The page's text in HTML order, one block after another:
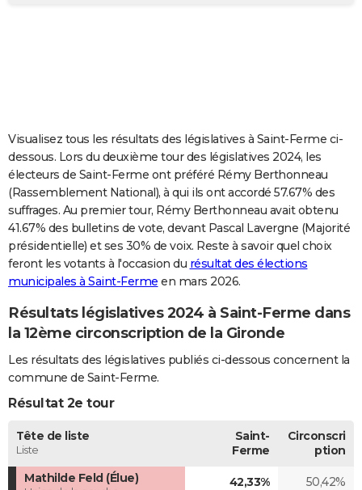
Carte de Noël
Carte Bonne année
Carte Saint-Valentin
Carte Pâques
Carte d'anniversaire
DICTIONNAIRE
Dictionnaire
Biographies
Citations
Expressions
Proverbes
COPAINS D'AVANT
S'inscrire
Se connecter
Lycées
Collèges
Primaires
Universités
Entreprises
Service militaire
Avis de recherche
AVIS DE DÉCÈS
FORUM
Bricolage
Lifestyle
Culture
Sport
Auto
Television
Voyage
Cinema
Visualisez tous les résultats des législatives à Saint-Ferme ci-
dessous. Lors du deuxième tour des législatives 2024, les
électeurs de Saint-Ferme ont préféré Rémy Berthonneau
(Rassemblement National), à qui ils ont accordé 57.67% des
suffrages. Au premier tour, Rémy Berthonneau avait obtenu
41.67% des bulletins de vote, devant Pascal Lavergne (Majorité
présidentielle) et ses 30% de voix. Reste à savoir quel choix
feront les votants à l'occasion du résultat des élections
municipales à Saint-Ferme en mars 2026.
Résultats législatives 2024 à Saint-Ferme dans
la 12ème circonscription de la Gironde
Les résultats des législatives publiés ci-dessous concernent la
commune de Saint-Ferme.
Résultat 2e tour
Tête de liste
Liste
Saint-
Ferme
Circonscri
ption
Mathilde Feld (Élue)
42,33% 50,42%